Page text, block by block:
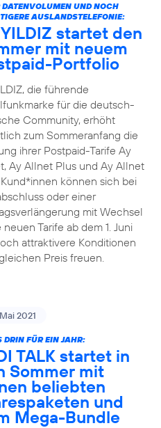
DATENVOLUMEN UND NOCH
AUSLANDSTELEFONIE:
startet den
mit neuem
Portfolio
die führende
für die deutsch-
Community, erhöht
zum Sommeranfang die
ihrer Postpaid-Tarife Ay
Ay Allnet Plus und Ay Allnet
Kund*innen können sich bei
oder einer
mit Wechsel
neuen Tarife ab dem 1. Juni
attraktivere Konditionen
Preis freuen.
2021
DRIN FÜR EIN JAHR:
TALK startet in
Sommer mit
beliebten
und
Mega-Bundle